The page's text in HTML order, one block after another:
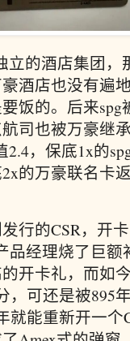
立的酒店集团
酒店也没有遍
饭的。后来
司也被万豪继
2.4，保底1x的
的万豪联名卡
行的CSR，开
品经理烧了巨
开卡礼，而如
，可还是被895
就能重新开一个